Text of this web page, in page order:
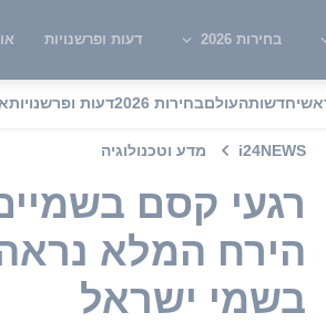
בחירות 2026 דעות ופרשנויות
חדשותהעולםבחירות 2026 דעות ופרשנויות
i24NEWS מדע וטכנולוגיה
רגעי קסם
הירח המלא
בשמי ישראל